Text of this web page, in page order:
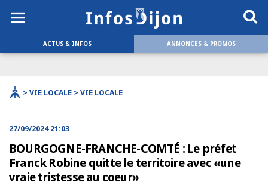
ACTUS & INFOS ANNONCES & PROMOS
> VIE LOCALE > VIE LOCALE
27/09/2024 21:03
BOURGOGNE-FRANCHE-COMTÉ : Le préfet
Franck Robine quitte le territoire avec «une
vraie tristesse au coeur»